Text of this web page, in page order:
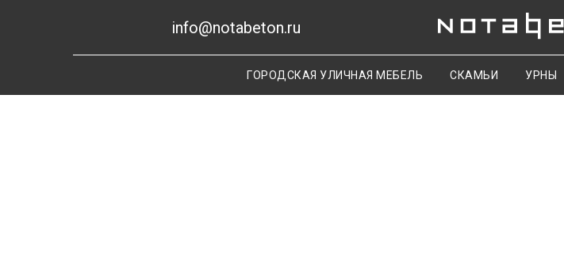
info@notabeton.ru
ГОРОДСКАЯ УЛИЧНАЯ МЕБЕЛЬ СКАМЬИ УРНЫ